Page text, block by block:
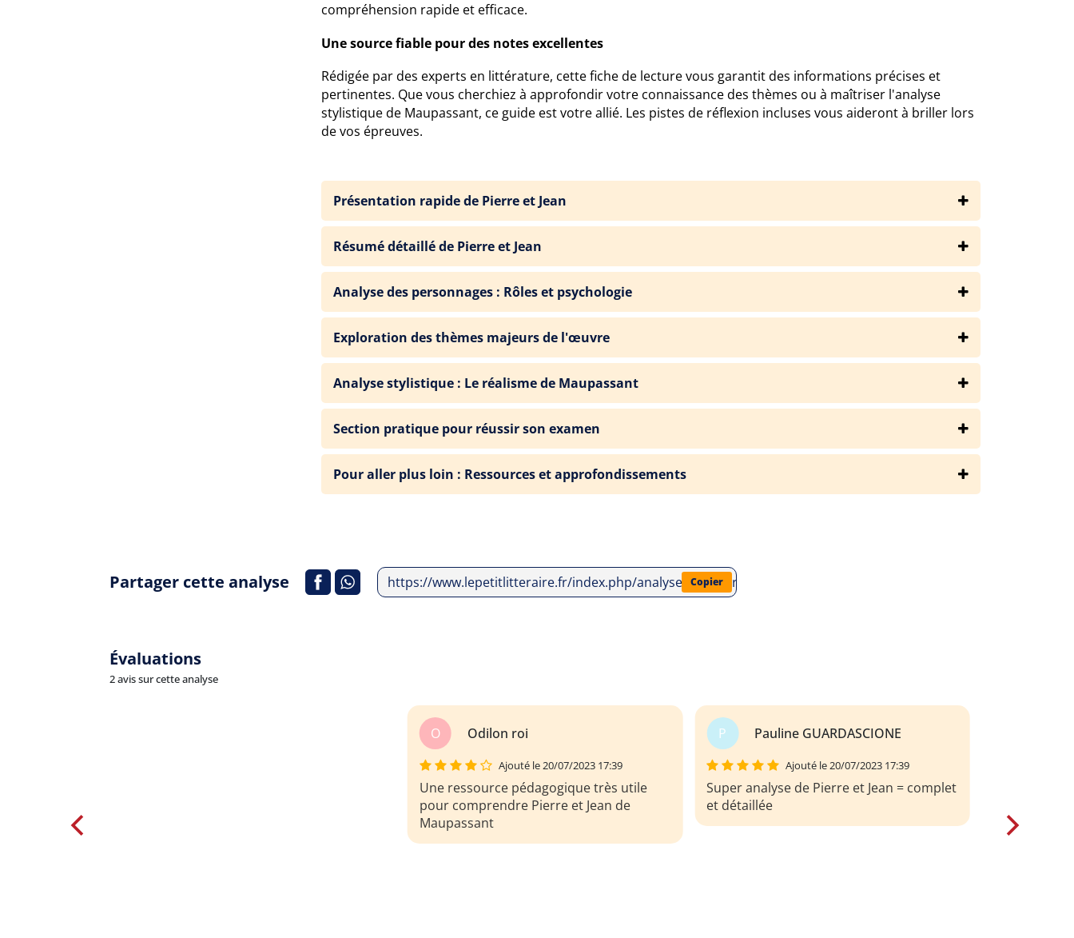
compréhension rapide et efficace.
Une source fiable pour des notes excellentes
Rédigée par des experts en littérature, cette fiche de lecture vous garantit des informations précises et
pertinentes. Que vous cherchiez à approfondir votre connaissance des thèmes ou à maîtriser l'analyse
stylistique de Maupassant, ce guide est votre allié. Les pistes de réflexion incluses vous aideront à briller lors
de vos épreuves.
Présentation rapide de Pierre et Jean
Résumé détaillé de Pierre et Jean
Analyse des personnages : Rôles et psychologie
Exploration des thèmes majeurs de l'œuvre
Analyse stylistique : Le réalisme de Maupassant
Section pratique pour réussir son examen
Pour aller plus loin : Ressources et approfondissements
Partager cette analyse https://www.lepetitlitteraire.fr/index.php/analyses-litteraires/guy-de-maupassant/pierre-et-jean/analyse-du-livre
Copier
Évaluations
2 avis sur cette analyse
O Odilon roi
Ajouté le 20/07/2023 17:39
Une ressource pédagogique très utile
pour comprendre Pierre et Jean de
Maupassant
P Pauline GUARDASCIONE
Ajouté le 20/07/2023 17:39
Super analyse de Pierre et Jean = complet
et détaillée